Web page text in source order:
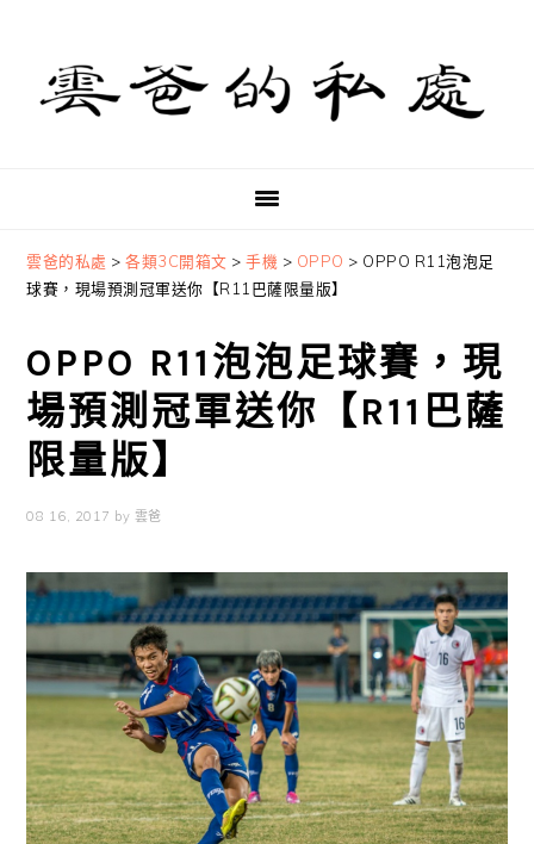
primary
navigation
content
primary
sidebar
雲爸的私處 >各類3C開箱文 >手機 > OPPO > OPPO R11泡泡足
球賽，現場預測冠軍送你【R11巴薩限量版】
OPPO R11泡泡足球賽，現
場預測冠軍送你【R11巴薩
限量版】
08 16, 2017 by 雲爸